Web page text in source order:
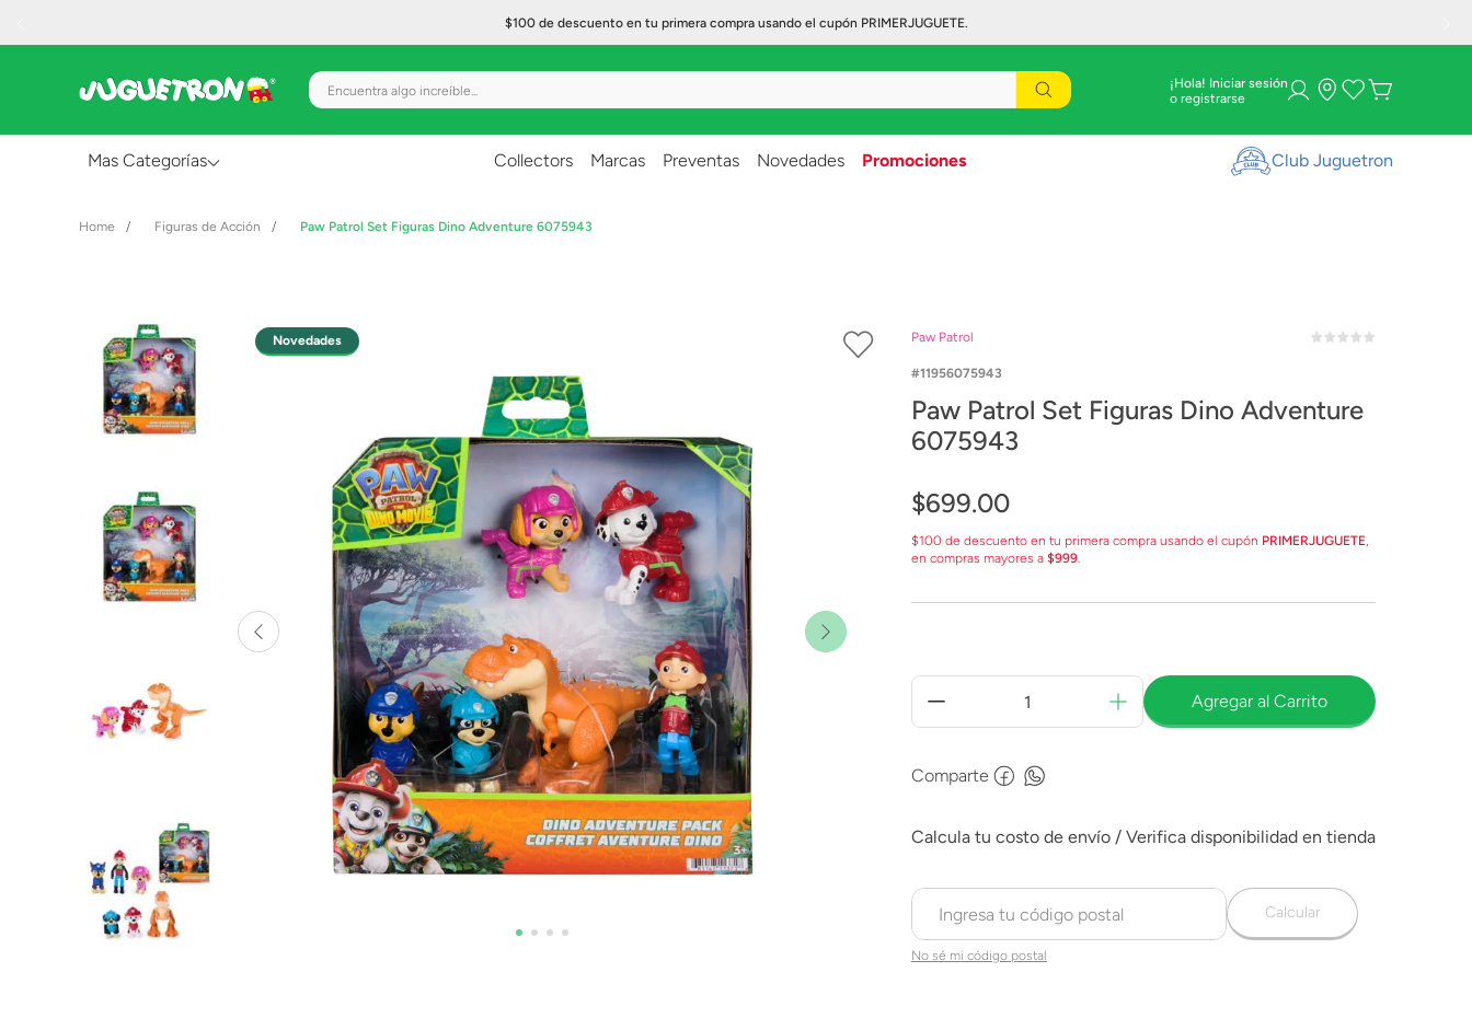
$100 de descuento en tu primera compra usando el cupón PRIMERJUGUETE.
Encuentra algo increíble... ¡Hola! Iniciar sesión
Mas Categorías
Creatividad y Arte
Figuras de Acción
Gadgets y Electrónicos
Lanzadores
Muñecas
Construcción
Vehículos y Pistas
Collectors Marcas Preventas Novedades Promociones Club Juguetron
Figuras de Acción Paw Patrol Set Figuras Dino Adventure 6075943
Novedades Paw Patrol
11956075943
Paw Patrol Set Figuras Dino Adventure
6075943
$699.00
$100 de descuento en tu primera compra usando el cupón PRIMERJUGUETE,
en compras mayores a $999.
Agregar al Carrito
Comparte
No sé mi código postal
Calcular